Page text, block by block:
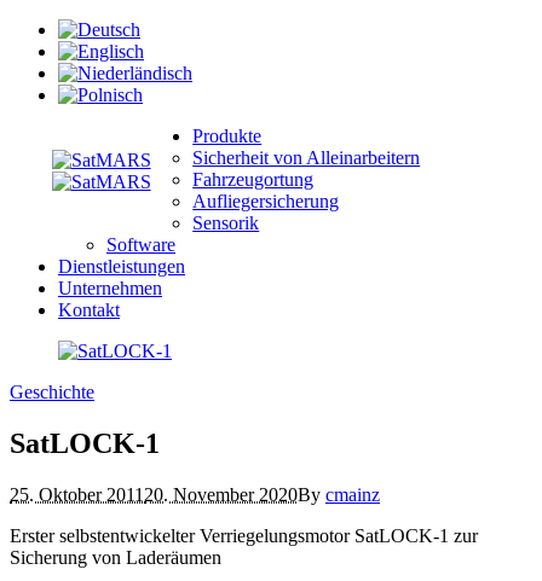
Produkte
Sicherheit von Alleinarbeitern
Fahrzeugortung
Aufliegersicherung
Sensorik
Software
Dienstleistungen
Unternehmen
Kontakt
Geschichte
SatLOCK-1
25. Oktober 2011 20. November 2020By cmainz
Erster selbstentwickelter Verriegelungsmotor SatLOCK-1 zur
Sicherung von Laderäumen